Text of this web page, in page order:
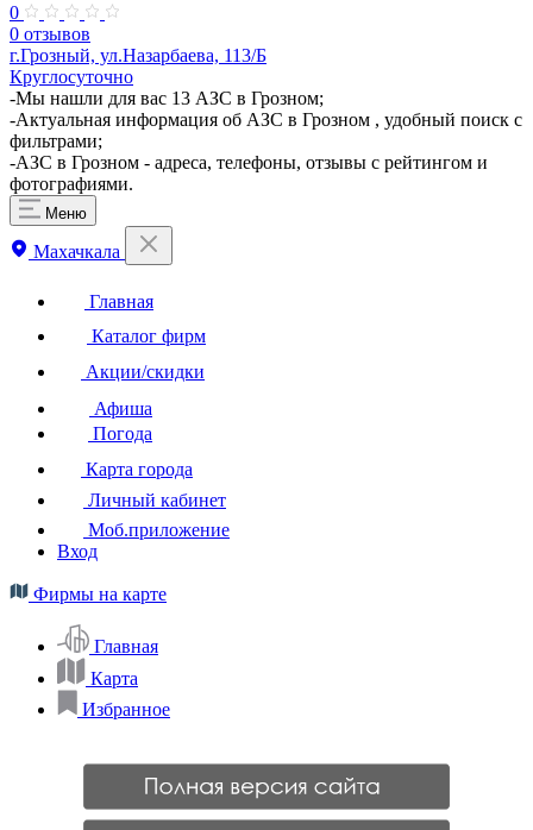
0
0 отзывов
г.Грозный, ул.Назарбаева, 113/Б
Круглосуточно
-Мы нашли для вас 13 АЗС в Грозном;
-Актуальная информация об АЗС в Грозном , удобный поиск с
фильтрами;
-АЗС в Грозном - адреса, телефоны, отзывы с рейтингом и
фотографиями.
Меню
Махачкала
Главная
Каталог фирм
Акции/скидки
Афиша
Погода
Карта города
Личный кабинет
Моб.приложение
Вход
Фирмы на карте
Главная
Карта
Избранное